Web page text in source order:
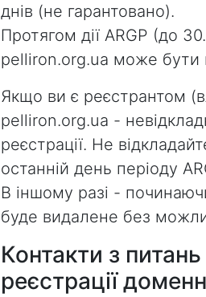
днів (не гарантовано).
Протягом дії ARGP (до
pelliron.org.ua може бути
Якщо ви є реєстрантом
pelliron.org.ua -
реєстрації. Не
останній день періоду
В іншому разі -
буде видалене без
Контакти з
реєстрації